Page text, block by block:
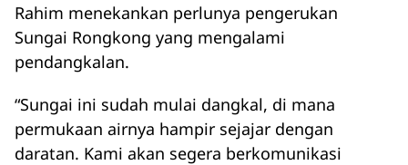
Rahim menekankan perlunya pengerukan
Sungai Rongkong yang mengalami
pendangkalan.
“Sungai ini sudah mulai dangkal, di mana
permukaan airnya hampir sejajar dengan
daratan. Kami akan segera berkomunikasi